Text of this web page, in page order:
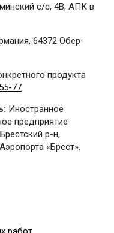
с/с, 4B, АПК в
64372 Обер-
продукта
77
Иностранное
предприятие
р-н,
«Брест».